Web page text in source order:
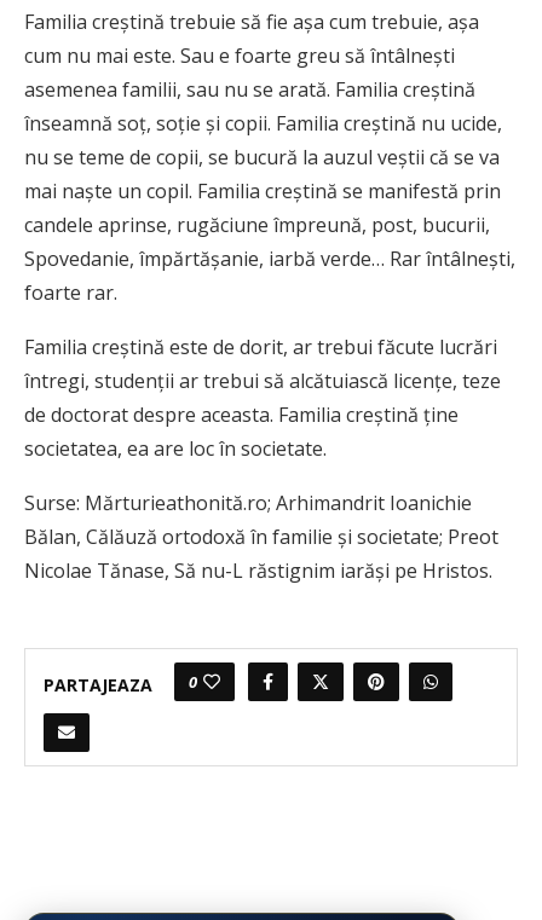
Familia creştină trebuie să fie aşa cum trebuie, aşa
cum nu mai este. Sau e foarte greu să întâlneşti
asemenea familii, sau nu se arată. Familia creştină
înseamnă soţ, soţie şi copii. Familia creştină nu ucide,
nu se teme de copii, se bucură la auzul veştii că se va
mai naşte un copil. Familia creştină se manifestă prin
candele aprinse, rugăciune împreună, post, bucurii,
Spovedanie, împărtăşanie, iarbă verde… Rar întâlneşti,
foarte rar.
Familia creştină este de dorit, ar trebui făcute lucrări
întregi, studenţii ar trebui să alcătuiască licenţe, teze
de doctorat despre aceasta. Familia creştină ţine
societatea, ea are loc în societate.
Surse: Mărturieathonită.ro; Arhimandrit Ioanichie
Bălan, Călăuză ortodoxă în familie și societate; Preot
Nicolae Tănase, Să nu-L răstignim iarăşi pe Hristos.
PARTAJEAZA 0